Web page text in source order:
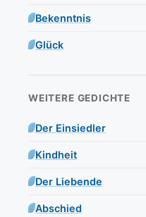
Bekenntnis
Glück
WEITERE GEDICHTE
Der Einsiedler
Kindheit
Der Liebende
Abschied